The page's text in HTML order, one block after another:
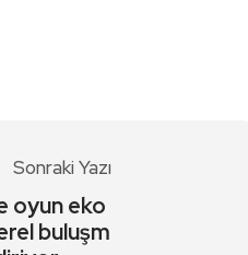
Sonraki Yazı
oyun eko
buluşm